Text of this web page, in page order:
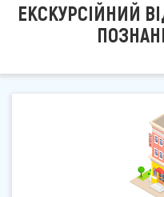
ЕКСКУРСІЙНИЙ